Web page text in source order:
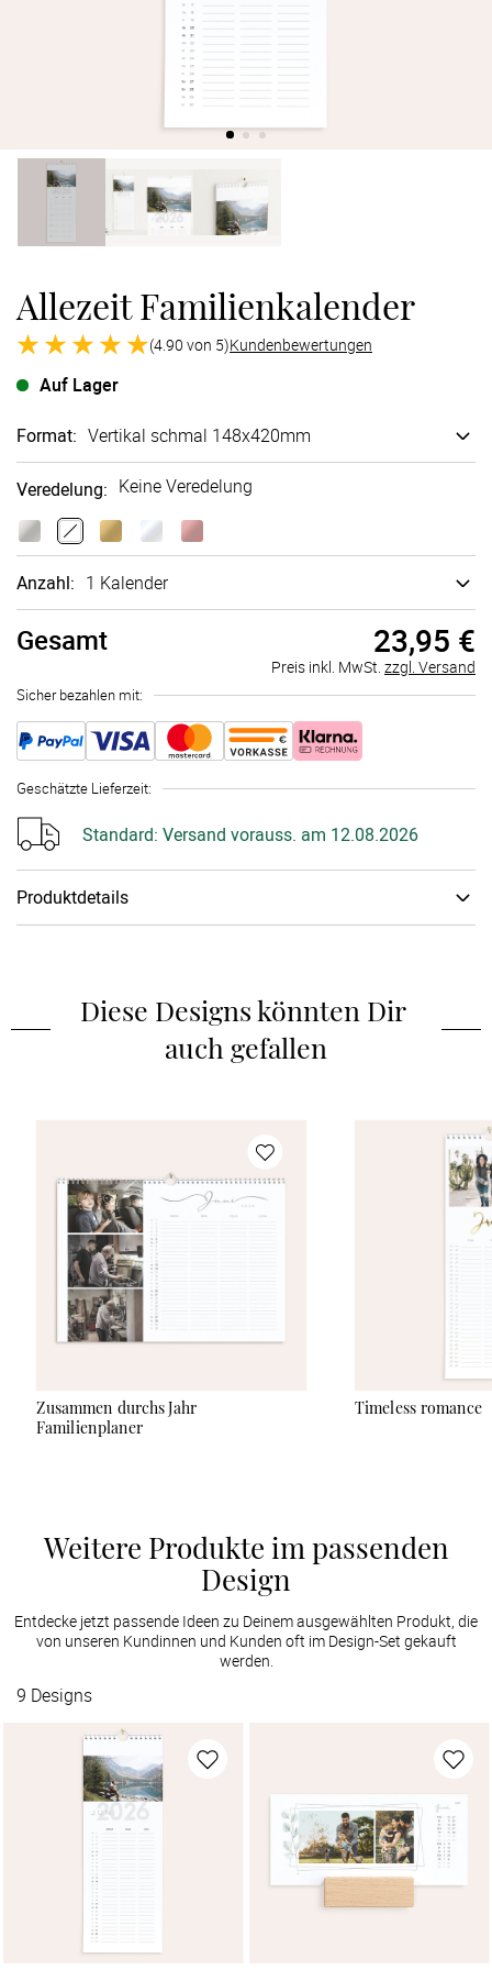
Allezeit Familienkalender
(4.90 von 5)Kundenbewertungen
Auf Lager
Format: Vertikal schmal 148x420mm
Veredelung: Keine Veredelung
Anzahl: 1 Kalender
Gesamt 23,95 €
Preis inkl. MwSt. zzgl. Versand
Sicher bezahlen mit:
Geschätzte Lieferzeit:
Standard: Versand vorauss. am 12.08.2026
Produktdetails
Diese Designs könnten Dir
auch gefallen
Zusammen durchs Jahr
Familienplaner
Timeless romance
Weitere Produkte im passenden
Design
Entdecke jetzt passende Ideen zu Deinem ausgewählten Produkt, die
von unseren Kundinnen und Kunden oft im Design-Set gekauft
werden.
9 Designs